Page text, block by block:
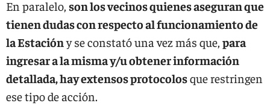
En paralelo, son los vecinos quienes aseguran que
tienen dudas con respecto al funcionamiento de
la Estacióny se constató una vez más que, para
ingresar a la misma y/u obtener información
detallada, hay extensos protocolosque restringen
ese tipo de acción.